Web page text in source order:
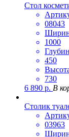
Стол
08043
1000
450
730
6 890 р. В
Столик
03963